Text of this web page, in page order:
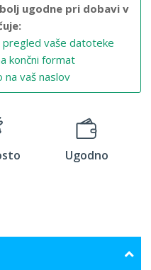
ugodne pri dobavi v
pregled vaše datoteke
končni format
na vaš naslov
Ugodno